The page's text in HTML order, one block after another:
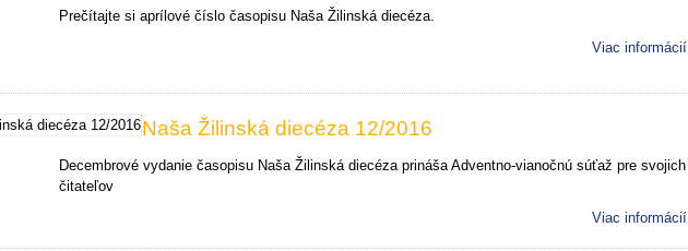
Prečítajte si aprílové číslo časopisu Naša Žilinská diecéza.
Viac informácií
Naša Žilinská diecéza 12/2016
Decembrové vydanie časopisu Naša Žilinská diecéza prináša Adventno-vianočnú súťaž pre svojich
čitateľov
Viac informácií